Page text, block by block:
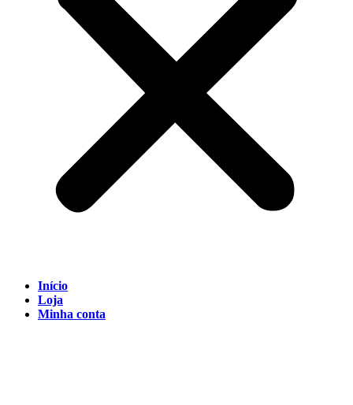
Início
Loja
Minha conta